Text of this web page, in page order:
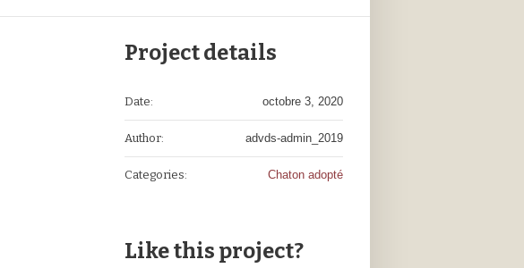
Project details
Date: octobre 3, 2020
Author: advds-admin_2019
Categories: Chaton adopté
Like this project?